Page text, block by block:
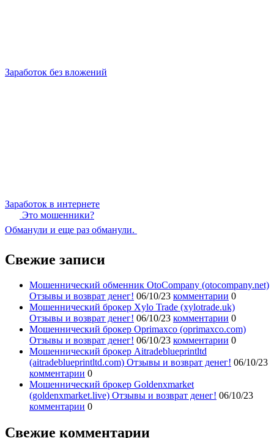
Заработок без вложений
Заработок в интернете
Это мошенники?
Обманули и еще раз обманули.
Свежие записи
Мошеннический обменник OtoCompany (otocompany.net)
Отзывы и возврат денег! 06/10/23 комментарии 0
Мошеннический брокер Xylo Trade (xylotrade.uk)
Отзывы и возврат денег! 06/10/23 комментарии 0
Мошеннический брокер Oprimaxco (oprimaxco.com)
Отзывы и возврат денег! 06/10/23 комментарии 0
Мошеннический брокер Aitradeblueprintltd
(aitradeblueprintltd.com) Отзывы и возврат денег! 06/10/23
комментарии 0
Мошеннический брокер Goldenxmarket
(goldenxmarket.live) Отзывы и возврат денег! 06/10/23
комментарии 0
Свежие комментарии